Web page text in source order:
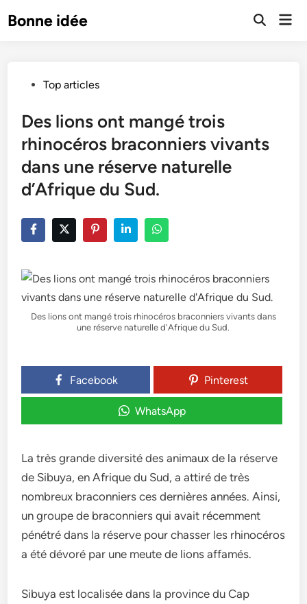
toBonne idée
Open
PostedTop articles
Des lions ont mangé trois
rhinocéros braconniers vivants
dans une réserve naturelle
d’Afrique du Sud.
Des lions ont mangé trois rhinocéros braconniers vivants dans
une réserve naturelle d'Afrique du Sud.
Facebook Pinterest
WhatsApp
La très grande diversité des animaux de la réserve
de Sibuya, en Afrique du Sud, a attiré de très
nombreux braconniers ces dernières années. Ainsi,
un groupe de braconniers qui avait récemment
pénétré dans la réserve pour chasser les rhinocéros
a été dévoré par une meute de lions affamés.
Sibuya est localisée dans la province du Cap